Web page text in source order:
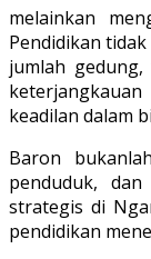
melainkan
Pendidikan
jumlah
keadilan dalam
Baron
penduduk,
strategis di
pendidikan